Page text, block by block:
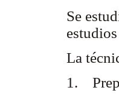
Se
La
1.